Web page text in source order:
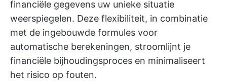
financiële gegevens uw unieke situatie
weerspiegelen. Deze flexibiliteit, in combinatie
met de ingebouwde formules voor
automatische berekeningen, stroomlijnt je
financiële bijhoudingsproces en minimaliseert
het risico op fouten.